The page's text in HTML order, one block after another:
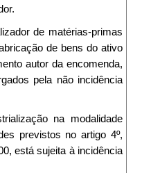
de matérias-primas
de bens do ativo
autor da encomenda,
pela não incidência
na modalidade
previstos no artigo 4º,
está sujeita à incidência